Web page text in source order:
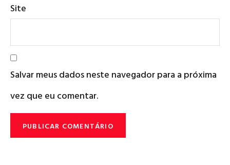
Site
Salvar meus dados neste navegador para a próxima
vez que eu comentar.